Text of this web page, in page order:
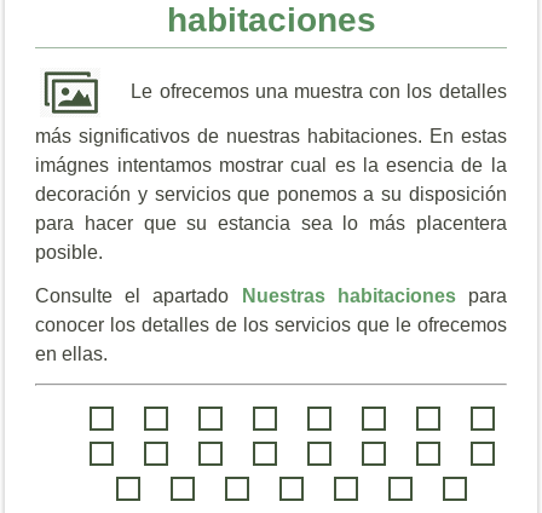
habitaciones
Le ofrecemos una muestra con los detalles
más significativos de nuestras habitaciones. En estas
imágnes intentamos mostrar cual es la esencia de la
decoración y servicios que ponemos a su disposición
para hacer que su estancia sea lo más placentera
posible.
Consulte el apartado Nuestras habitacionespara
conocer los detalles de los servicios que le ofrecemos
en ellas.